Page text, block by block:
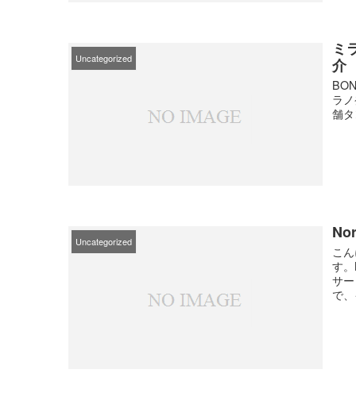
Uncategorized
ミ
介
ラ
舗
Uncategorized
こ
す
サ
で